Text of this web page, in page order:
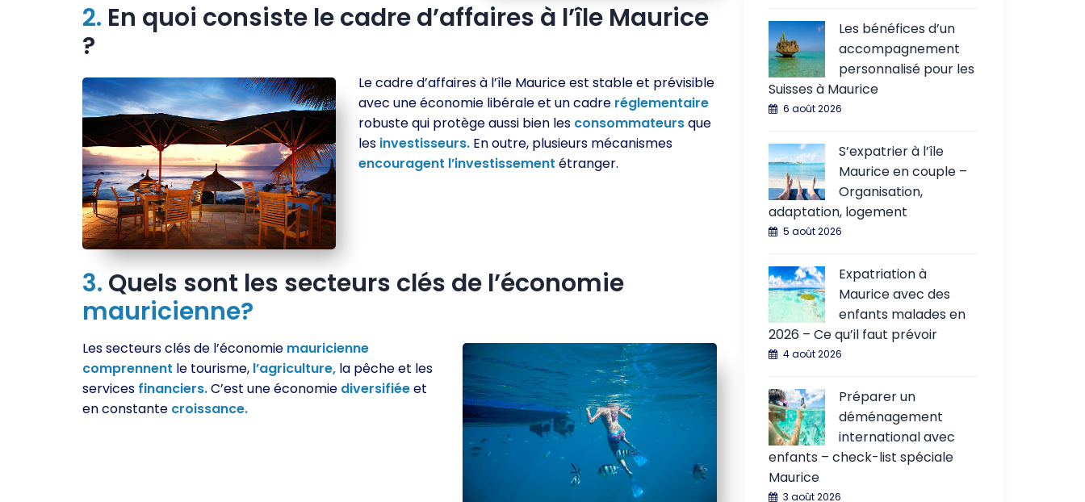
2. En quoi consiste le cadre d’affaires à l’île Maurice
?
Le cadre d’affaires à l’île Maurice est stable et prévisible
avec une économie libérale et un cadre réglementaire
robuste qui protège aussi bien les consommateursque
les investisseurs. En outre, plusieurs mécanismes
encouragent l’investissement étranger.
3. Quels sont les secteurs clés de l’économie
mauricienne?
Les secteurs clés de l’économie mauricienne
comprennent le tourisme, l’agriculture, la pêche et les
services financiers.C’est une économie diversifiéeet
en constante croissance.
Les bénéfices d’un
accompagnement
personnalisé pour les
Suisses à Maurice
6 août 2026
S’expatrier à l’île
Maurice en couple –
Organisation,
adaptation, logement
5 août 2026
Expatriation à
Maurice avec des
enfants malades en
2026 – Ce qu’il faut prévoir
4 août 2026
Préparer un
déménagement
international avec
enfants – check-list spéciale
Maurice
3 août 2026